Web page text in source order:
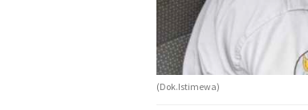
(Dok.Istimewa)